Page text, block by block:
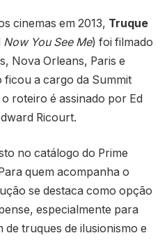
cinemas em 2013, Truque
Now You See Me) foi filmado
Nova Orleans, Paris e
a cargo da Summit
roteiro é assinado por Ed
Ricourt.
no catálogo do Prime
quem acompanha o
se destaca como opção
especialmente para
de truques de ilusionismo e